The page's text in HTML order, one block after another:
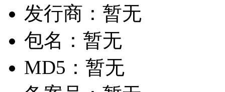
发行商： 暂无
包名： 暂无
MD5： 暂无